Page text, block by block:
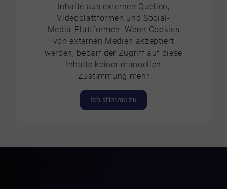
Inhalte aus externen Quellen,
Videoplattformen und Social-
Media-Plattformen. Wenn Cookies
von externen Medien akzeptiert
werden, bedarf der Zugriff auf diese
Inhalte keiner manuellen
Zustimmung mehr
Ich stimme zu